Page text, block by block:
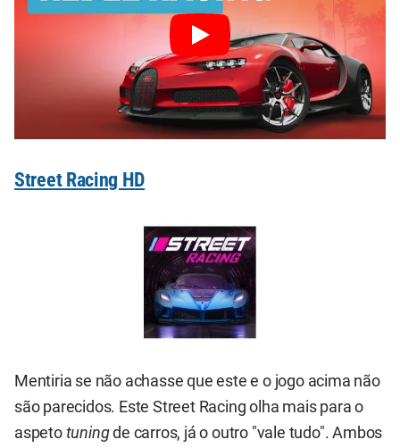
Street Racing HD
Mentiria se não achasse que este e o jogo acima não
são parecidos. Este Street Racing olha mais para o
aspeto tuningde carros, já o outro "vale tudo". Ambos